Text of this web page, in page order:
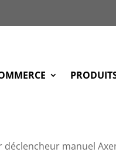
déclencheur manuel